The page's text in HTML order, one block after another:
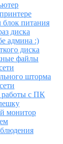
блок питания
диска
админа :)
диска
файлы
шторма
работы с ПК
монитор